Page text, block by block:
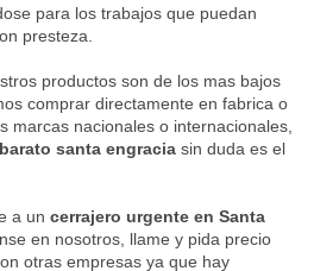
para los trabajos que puedan
presteza.
productos son de los mas bajos
comprar directamente en fabrica o
marcas nacionales o internacionales,
santa engracia sin duda es el
un cerrajero urgente en Santa
en nosotros, llame y pida precio
otras empresas ya que hay